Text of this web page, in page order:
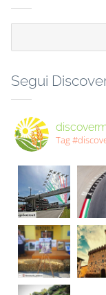
Segui
Tag